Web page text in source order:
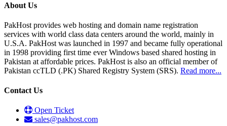
About Us
PakHost provides web hosting and domain name registration
services with world class data centers around the world, mainly in
U.S.A. PakHost was launched in 1997 and became fully operational
in 1998 providing first time ever Windows based shared hosting in
Pakistan at affordable prices. PakHost is also an official member of
Pakistan ccTLD (.PK) Shared Registry System (SRS). Read more...
Contact Us
Open Ticket
sales@pakhost.com